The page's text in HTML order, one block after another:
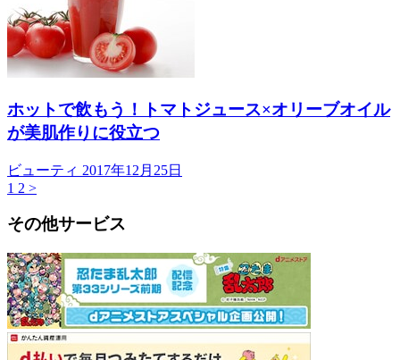
ホットで飲もう！トマトジュース×オリーブオイル
が美肌作りに役立つ
ビューティ 2017年12月25日
1 2 >
その他サービス